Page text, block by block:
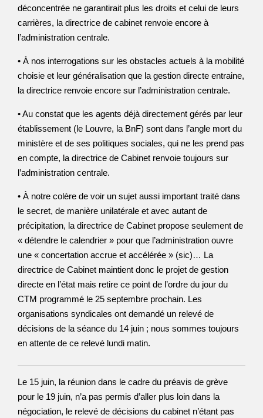
déconcentrée ne garantirait plus les droits et celui de leurs
carrières, la directrice de cabinet renvoie encore à
l’administration centrale.
• À nos interrogations sur les obstacles actuels à la mobilité
choisie et leur généralisation que la gestion directe entraine,
la directrice renvoie encore sur l’administration centrale.
• Au constat que les agents déjà directement gérés par leur
établissement (le Louvre, la BnF) sont dans l’angle mort du
ministère et de ses politiques sociales, qui ne les prend pas
en compte, la directrice de Cabinet renvoie toujours sur
l’administration centrale.
• À notre colère de voir un sujet aussi important traité dans
le secret, de manière unilatérale et avec autant de
précipitation, la directrice de Cabinet propose seulement de
« détendre le calendrier » pour que l’administration ouvre
une « concertation accrue et accélérée » (sic)… La
directrice de Cabinet maintient donc le projet de gestion
directe en l’état mais retire ce point de l’ordre du jour du
CTM programmé le 25 septembre prochain. Les
organisations syndicales ont demandé un relevé de
décisions de la séance du 14 juin ; nous sommes toujours
en attente de ce relevé lundi matin.
Le 15 juin, la réunion dans le cadre du préavis de grève
pour le 19 juin, n’a pas permis d’aller plus loin dans la
négociation, le relevé de décisions du cabinet n’étant pas